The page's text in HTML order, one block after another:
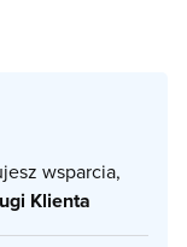
wsparcia,
Klienta